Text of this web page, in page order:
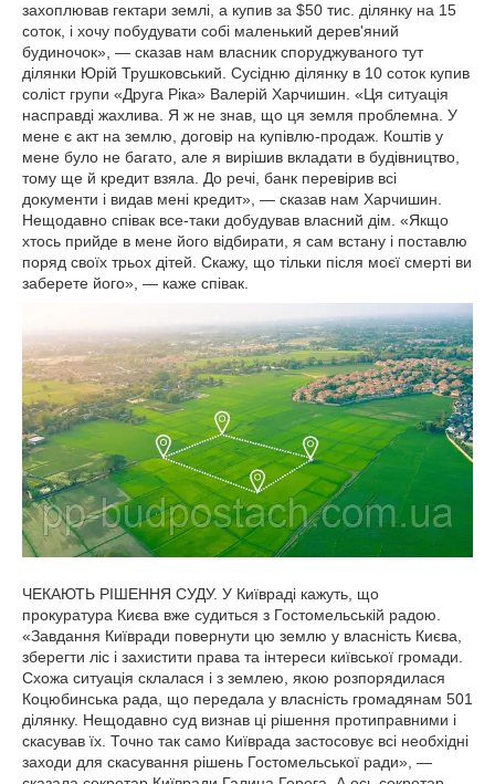
захоплював гектари землі, а купив за $50 тис. ділянку на 15
соток, і хочу побудувати собі маленький дерев'яний
будиночок», — сказав нам власник споруджуваного тут
ділянки Юрій Трушковський. Сусідню ділянку в 10 соток купив
соліст групи «Друга Ріка» Валерій Харчишин. «Ця ситуація
насправді жахлива. Я ж не знав, що ця земля проблемна. У
мене є акт на землю, договір на купівлю-продаж. Коштів у
мене було не багато, але я вирішив вкладати в будівництво,
тому ще й кредит взяла. До речі, банк перевірив всі
документи і видав мені кредит», — сказав нам Харчишин.
Нещодавно співак все-таки добудував власний дім. «Якщо
хтось прийде в мене його відбирати, я сам встану і поставлю
поряд своїх трьох дітей. Скажу, що тільки після моєї смерті ви
заберете його», — каже співак.
ЧЕКАЮТЬ РІШЕННЯ СУДУ. У Київраді кажуть, що
прокуратура Києва вже судиться з Гостомельській радою.
«Завдання Київради повернути цю землю у власність Києва,
зберегти ліс і захистити права та інтереси київської громади.
Схожа ситуація склалася і з землею, якою розпорядилася
Коцюбинська рада, що передала у власність громадянам 501
ділянку. Нещодавно суд визнав ці рішення протиправними і
скасував їх. Точно так само Київрада застосовує всі необхідні
заходи для скасування рішень Гостомельської ради», —